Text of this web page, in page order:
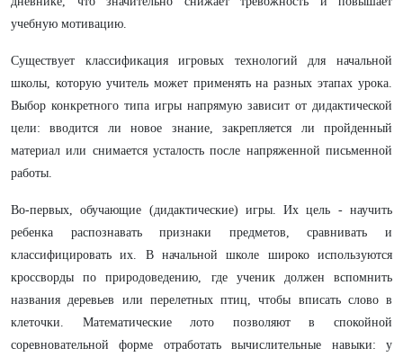
учебную мотивацию.
Существует классификация игровых технологий для начальной
школы, которую учитель может применять на разных этапах урока.
Выбор конкретного типа игры напрямую зависит от дидактической
цели: вводится ли новое знание, закрепляется ли пройденный
материал или снимается усталость после напряженной письменной
работы.
Во-первых, обучающие (дидактические) игры. Их цель - научить
ребенка распознавать признаки предметов, сравнивать и
классифицировать их. В начальной школе широко используются
кроссворды по природоведению, где ученик должен вспомнить
названия деревьев или перелетных птиц, чтобы вписать слово в
клеточки. Математические лото позволяют в спокойной
соревновательной форме отработать вычислительные навыки: у